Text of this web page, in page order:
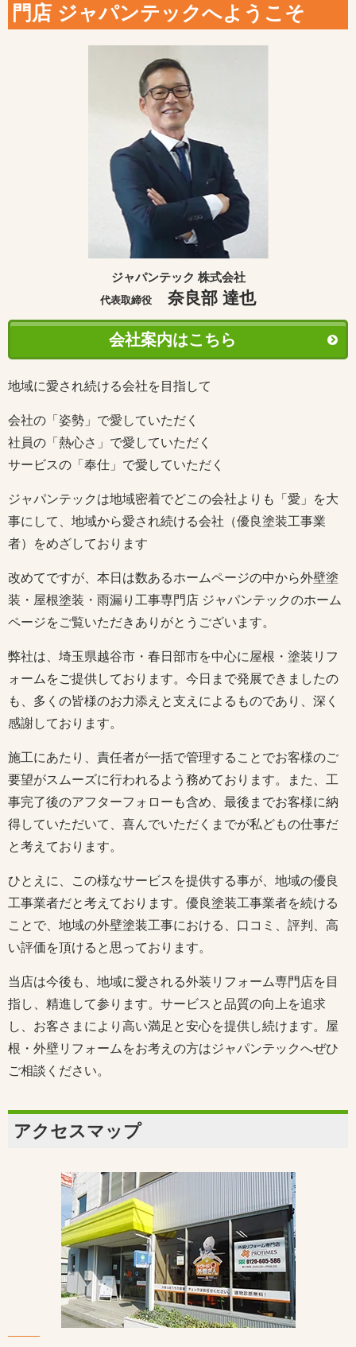
門店 ジャパンテックへようこそ
ジャパンテック 株式会社
代表取締役 奈良部 達也
会社案内はこちら
地域に愛され続ける会社を目指して
会社の「姿勢」で愛していただく
社員の「熱心さ」で愛していただく
サービスの「奉仕」で愛していただく
ジャパンテックは地域密着でどこの会社よりも「愛」を大
事にして、地域から愛され続ける会社（優良塗装工事業
者）をめざしております
改めてですが、本日は数あるホームページの中から外壁塗
装・屋根塗装・雨漏り工事専門店 ジャパンテックのホーム
ページをご覧いただきありがとうございます。
弊社は、埼玉県越谷市・春日部市を中心に屋根・塗装リフ
ォームをご提供しております。今日まで発展できましたの
も、多くの皆様のお力添えと支えによるものであり、深く
感謝しております。
施工にあたり、責任者が一括で管理することでお客様のご
要望がスムーズに行われるよう務めております。また、工
事完了後のアフターフォローも含め、最後までお客様に納
得していただいて、喜んでいただくまでが私どもの仕事だ
と考えております。
ひとえに、この様なサービスを提供する事が、地域の優良
工事業者だと考えております。優良塗装工事業者を続ける
ことで、地域の外壁塗装工事における、口コミ、評判、高
い評価を頂けると思っております。
当店は今後も、地域に愛される外装リフォーム専門店を目
指し、精進して参ります。サービスと品質の向上を追求
し、お客さまにより高い満足と安心を提供し続けます。屋
根・外壁リフォームをお考えの方はジャパンテックへぜひ
ご相談ください。
アクセスマップ